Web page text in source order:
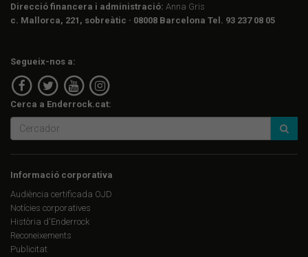
Direcció financera i administració: Anna Gris
c. Mallorca, 221, sobreàtic · 08008 Barcelona Tel. 93 237 08 05
Segueix-nos a:
Cerca a Enderrock.cat:
Informació corporativa
Audiència certificada OJD
Notícies corporatives
Història d'Enderrock
Reconeixements
Publicitat